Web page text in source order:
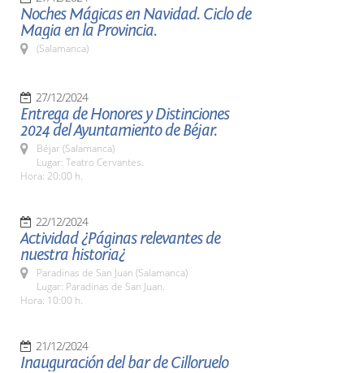
Noches Mágicas en Navidad. Ciclo de
Magia en la Provincia.
(Salamanca)
27/12/2024
Entrega de Honores y Distinciones
2024 del Ayuntamiento de Béjar.
Béjar (Salamanca)
Lugar: Teatro Cervantes.
Hora: 20:00 h.
22/12/2024
Actividad ¿Páginas relevantes de
nuestra historia¿
Paradinas de San Juan (Salamanca)
Lugar: Paradinas de San Juan.
Hora: 10:00 h.
21/12/2024
Inauguración del bar de Cilloruelo